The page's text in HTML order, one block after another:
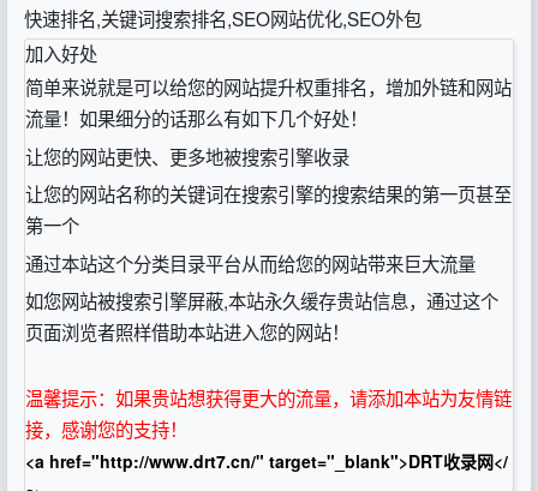
快速排名,关键词搜索排名,SEO网站优化,SEO外包
加入好处
简单来说就是可以给您的网站提升权重排名，增加外链和网站
流量！如果细分的话那么有如下几个好处！
让您的网站更快、更多地被搜索引擎收录
让您的网站名称的关键词在搜索引擎的搜索结果的第一页甚至
第一个
通过本站这个分类目录平台从而给您的网站带来巨大流量
如您网站被搜索引擎屏蔽,本站永久缓存贵站信息，通过这个
页面浏览者照样借助本站进入您的网站！
温馨提示：如果贵站想获得更大的流量，请添加本站为友情链
接，感谢您的支持！
<a href="http://www.drt7.cn/" target="_blank">DRT收录网</